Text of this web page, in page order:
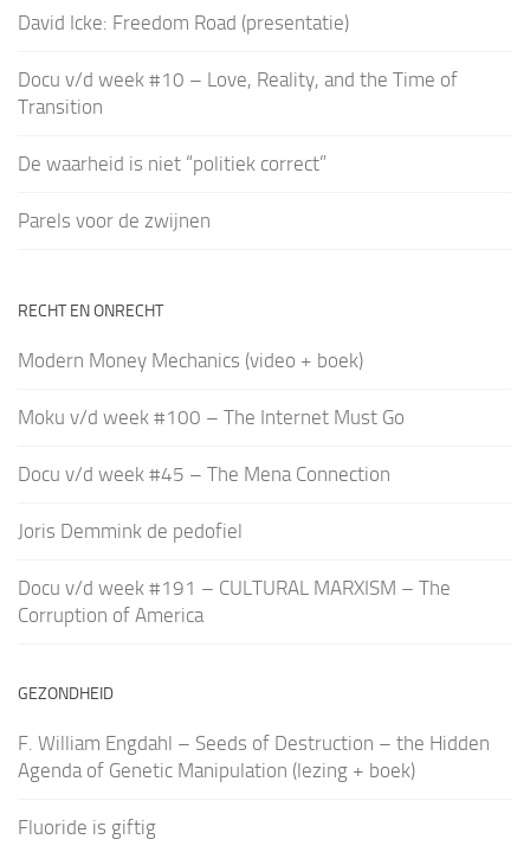
David Icke: Freedom Road (presentatie)
Docu v/d week #10 – Love, Reality, and the Time of
Transition
De waarheid is niet “politiek correct”
Parels voor de zwijnen
RECHT EN ONRECHT
Modern Money Mechanics (video + boek)
Moku v/d week #100 – The Internet Must Go
Docu v/d week #45 – The Mena Connection
Joris Demmink de pedofiel
Docu v/d week #191 – CULTURAL MARXISM – The
Corruption of America
GEZONDHEID
F. William Engdahl – Seeds of Destruction – the Hidden
Agenda of Genetic Manipulation (lezing + boek)
Fluoride is giftig